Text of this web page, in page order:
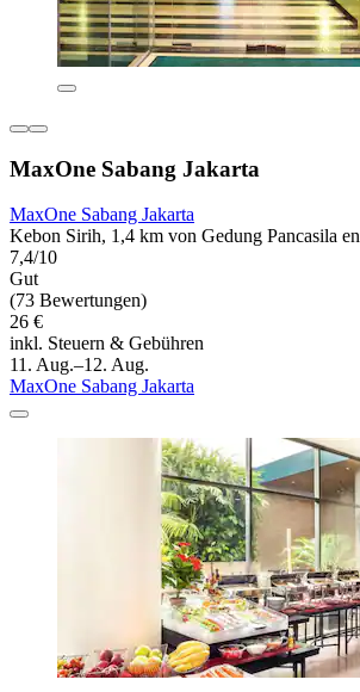
MaxOne Sabang Jakarta
MaxOne Sabang Jakarta
Kebon Sirih, 1,4 km von Gedung Pancasila
7,4/10
Gut
(73 Bewertungen)
26 €
inkl. Steuern & Gebühren
11. Aug.–12. Aug.
MaxOne Sabang Jakarta